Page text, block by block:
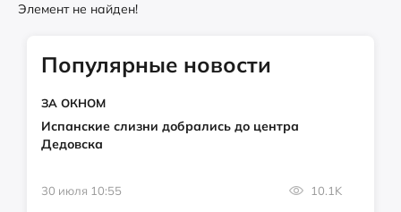
Элемент не найден!
Популярные новости
ЗА ОКНОМ
Испанские слизни добрались до центра
Дедовска
30 июля 10:55 10.1K